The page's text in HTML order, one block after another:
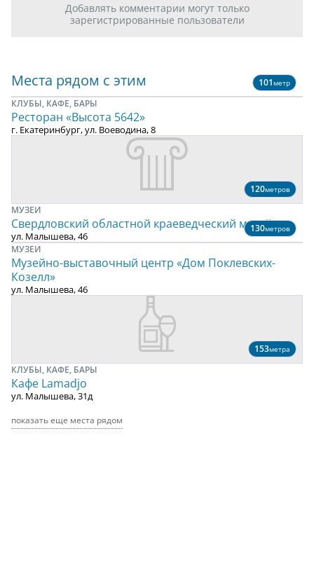
Добавлять комментарии могут только
зарегистрированные пользователи
Места рядом с этим 101метр
КЛУБЫ, КАФЕ, БАРЫ
Ресторан «Высота 5642»
г. Екатеринбург, ул. Воеводина, 8
120метров
МУЗЕИ
Свердловский областной краеведческий музей
ул. Малышева, 46
130метров
МУЗЕИ
Музейно-выставочный центр «Дом Поклевских-
Козелл»
ул. Малышева, 46
153метра
КЛУБЫ, КАФЕ, БАРЫ
Кафе Lamadjo
ул. Малышева, 31д
показать еще места рядом